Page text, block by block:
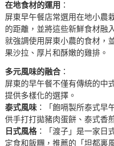
在地食材的運用 ：
屏東早午餐店常選用在地小農
的距離，並將這些新鮮食材融
就強調使用屏東小農的食材，
果沙拉、厚片和酥嫩的雞排。
多元風味的融合 ：
屏東的早午餐不僅有傳統的中
提供多樣化的選擇。
泰式風味 ：「飽嗝製所泰式早
供手打打拋豬肉蛋餅、泰式香
日式風格：「渡子」是一家日
定食和飯糰，推薦的「坦都裏